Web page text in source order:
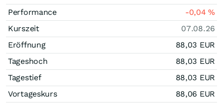
Performance
-0,04%
Kurszeit
07.08.26
Eröffnung
88,03 EUR
Tageshoch
88,03 EUR
Tagestief
88,03 EUR
Vortageskurs
88,06 EUR